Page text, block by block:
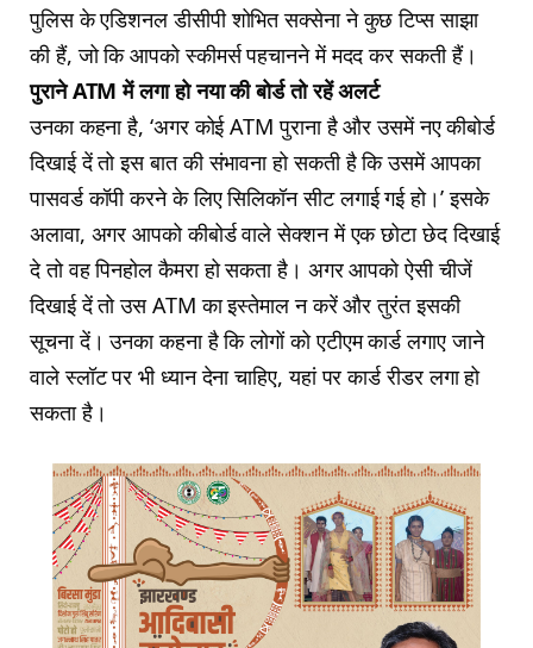
पुलिस के एडिशनल डीसीपी शोभित सक्सेना ने कुछ टिप्स साझा
की हैं, जो कि आपको स्कीमर्स पहचानने में मदद कर सकती हैं।
पुराने ATM में लगा हो नया की बोर्ड तो रहें अलर्ट
उनका कहना है, ‘अगर कोई ATM पुराना है और उसमें नए कीबोर्ड
दिखाई दें तो इस बात की संभावना हो सकती है कि उसमें आपका
पासवर्ड कॉपी करने के लिए सिलिकॉन सीट लगाई गई हो।’ इसके
अलावा, अगर आपको कीबोर्ड वाले सेक्शन में एक छोटा छेद दिखाई
दे तो वह पिनहोल कैमरा हो सकता है। अगर आपको ऐसी चीजें
दिखाई दें तो उस ATM का इस्तेमाल न करें और तुरंत इसकी
सूचना दें। उनका कहना है कि लोगों को एटीएम कार्ड लगाए जाने
वाले स्लॉट पर भी ध्यान देना चाहिए, यहां पर कार्ड रीडर लगा हो
सकता है।